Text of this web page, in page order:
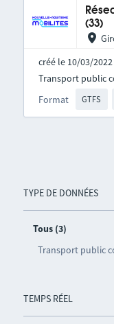
TYPE DE DONNÉES
Tous (3)
Transport public
TEMPS RÉEL
(33)
créé le 10/03/2022
Format GTFS
Transport public